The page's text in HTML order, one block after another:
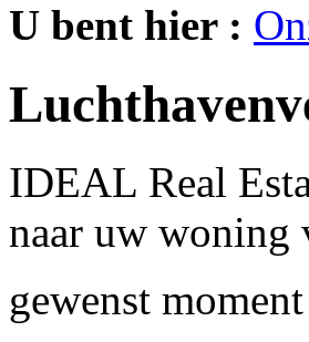
U bent hier :
IDEAL Real
naar uw woning
gewenst